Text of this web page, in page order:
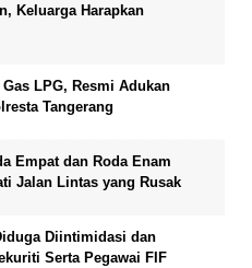
Keluarga Harapkan
LPG, Resmi Adukan
Tangerang
Empat dan Roda Enam
Jalan Lintas yang Rusak
Diintimidasi dan
Serta Pegawai FIF